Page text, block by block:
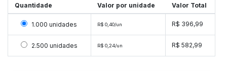
Quantidade Valor por unidade Valor Total
Selecionar 1000 unidades
1.000 unidades R$ 0,40/un R$ 396,99
Selecionar 2500 unidades
2.500 unidades R$ 0,24/un R$ 582,99